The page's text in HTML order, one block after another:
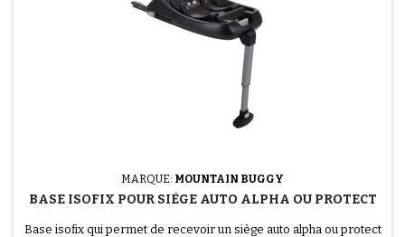
MARQUE: MOUNTAIN BUGGY
BASE ISOFIX POUR SIÈGE AUTO ALPHA OU PROTECT
Base isofix qui permet de recevoir un siège auto alpha ou protect